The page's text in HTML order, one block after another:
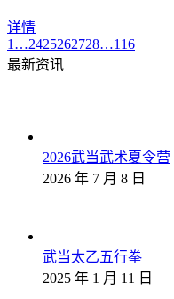
详情
1 …2425262728…116
最新资讯
2026武当武术夏令营
2026 年 7 月 8 日
武当太乙五行拳
2025 年 1 月 11 日